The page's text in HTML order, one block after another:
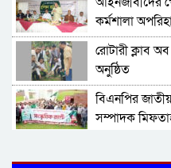
কর্মশালা
রোটারী ক্লাব
অনুষ্ঠিত
বিএনপির
সম্পাদক